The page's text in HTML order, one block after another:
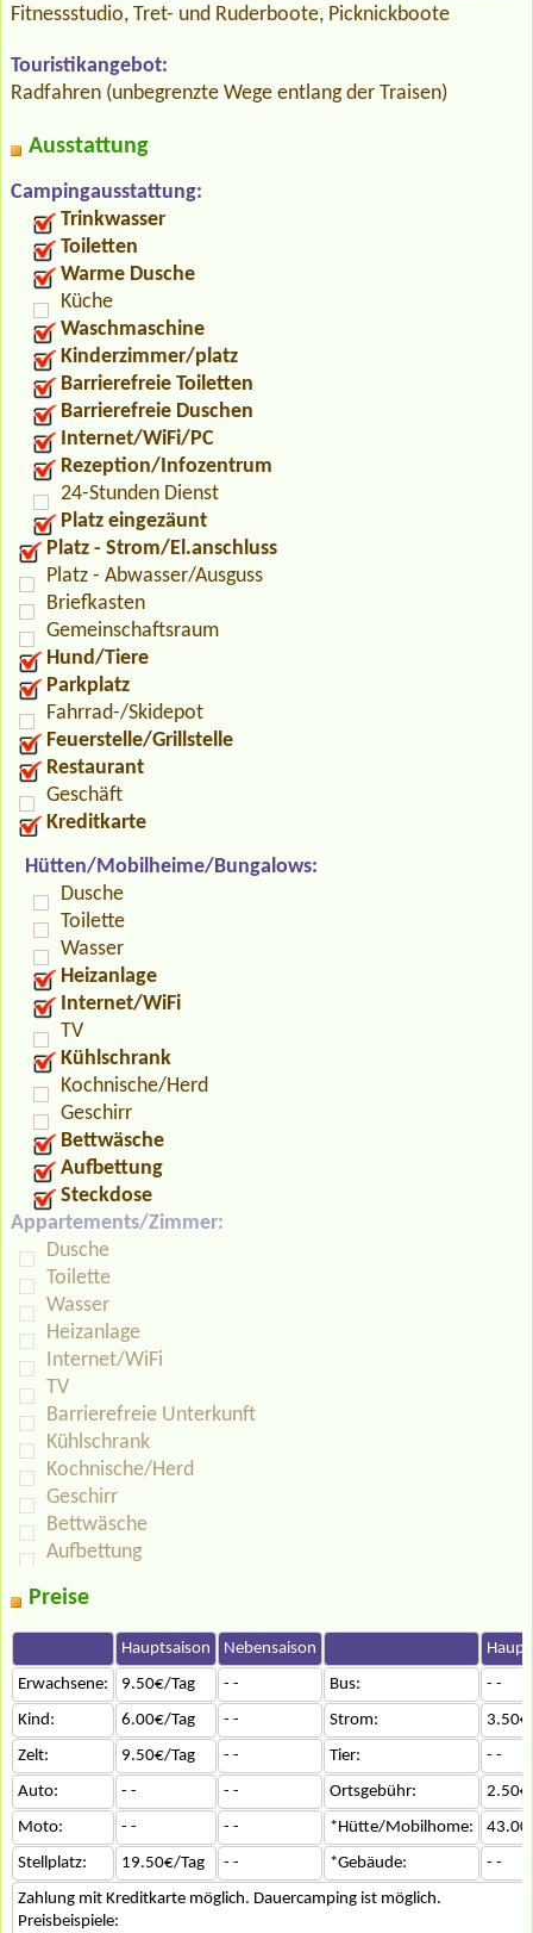
Fitnessstudio, Tret- und Ruderboote, Picknickboote
Touristikangebot:
Radfahren (unbegrenzte Wege entlang der Traisen)
Ausstattung
Campingausstattung:
Trinkwasser
Toiletten
Warme Dusche
Küche
Waschmaschine
Kinderzimmer/platz
Barrierefreie Toiletten
Barrierefreie Duschen
Internet/WiFi/PC
Rezeption/Infozentrum
24-Stunden Dienst
Platz eingezäunt
Platz - Strom/El.anschluss
Platz - Abwasser/Ausguss
Briefkasten
Gemeinschaftsraum
Hund/Tiere
Parkplatz
Fahrrad-/Skidepot
Feuerstelle/Grillstelle
Restaurant
Geschäft
Kreditkarte
Hütten/Mobilheime/Bungalows:
Dusche
Toilette
Wasser
Heizanlage
Internet/WiFi
TV
Kühlschrank
Kochnische/Herd
Geschirr
Bettwäsche
Aufbettung
Steckdose
Appartements/Zimmer:
Dusche
Toilette
Wasser
Heizanlage
Internet/WiFi
TV
Barrierefreie Unterkunft
Kühlschrank
Kochnische/Herd
Geschirr
Bettwäsche
Aufbettung
Preise
Hauptsaison Nebensaison
Erwachsene:
9.50€/Tag - - Bus:
- -
Kind:
6.00€/Tag - - Strom:
Zelt:
9.50€/Tag - - Tier:
- -
Auto:
- - - - Ortsgebühr:
Moto:
- - - - *Hütte/Mobilhome:
Stellplatz:
19.50€/Tag - - *Gebäude:
- -
Zahlung mit Kreditkarte möglich. Dauercamping ist möglich.
Preisbeispiele: